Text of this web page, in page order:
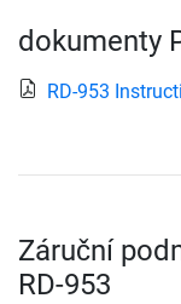
dokumenty
RD-953
Záruční
RD-953